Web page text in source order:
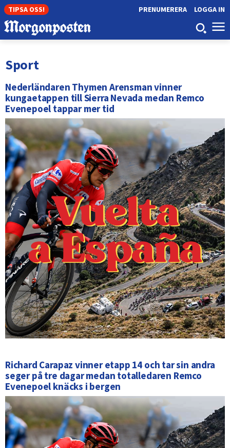
TIPSA OSS! LOGGA IN
PRENUMERERA
Sport
Nederländaren Thymen Arensman vinner
kungaetappen till Sierra Nevada medan Remco
Evenepoel tappar mer tid
Richard Carapaz vinner etapp 14 och tar sin andra
seger på tre dagar medan totalledaren Remco
Evenepoel knäcks i bergen